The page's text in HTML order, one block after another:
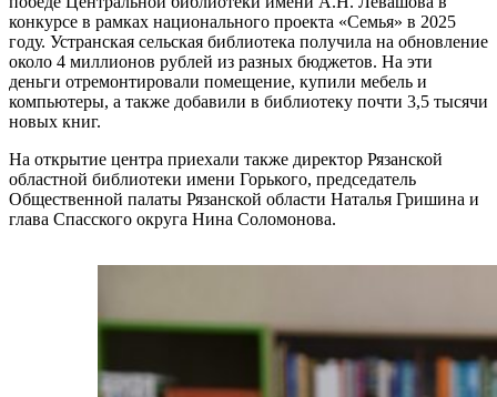
конкурсе в рамках национального проекта «Семья» в 2025
году. Устранская сельская библиотека получила на обновление
около 4 миллионов рублей из разных бюджетов. На эти
деньги отремонтировали помещение, купили мебель и
компьютеры, а также добавили в библиотеку почти 3,5 тысячи
новых книг.
На открытие центра приехали также директор Рязанской
областной библиотеки имени Горького, председатель
Общественной палаты Рязанской области Наталья Гришина и
глава Спасского округа Нина Соломонова.